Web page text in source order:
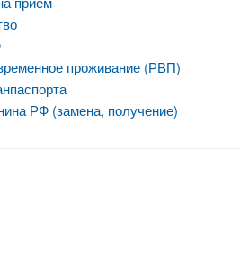
проживание (РВП)
РФ (замена, получение)